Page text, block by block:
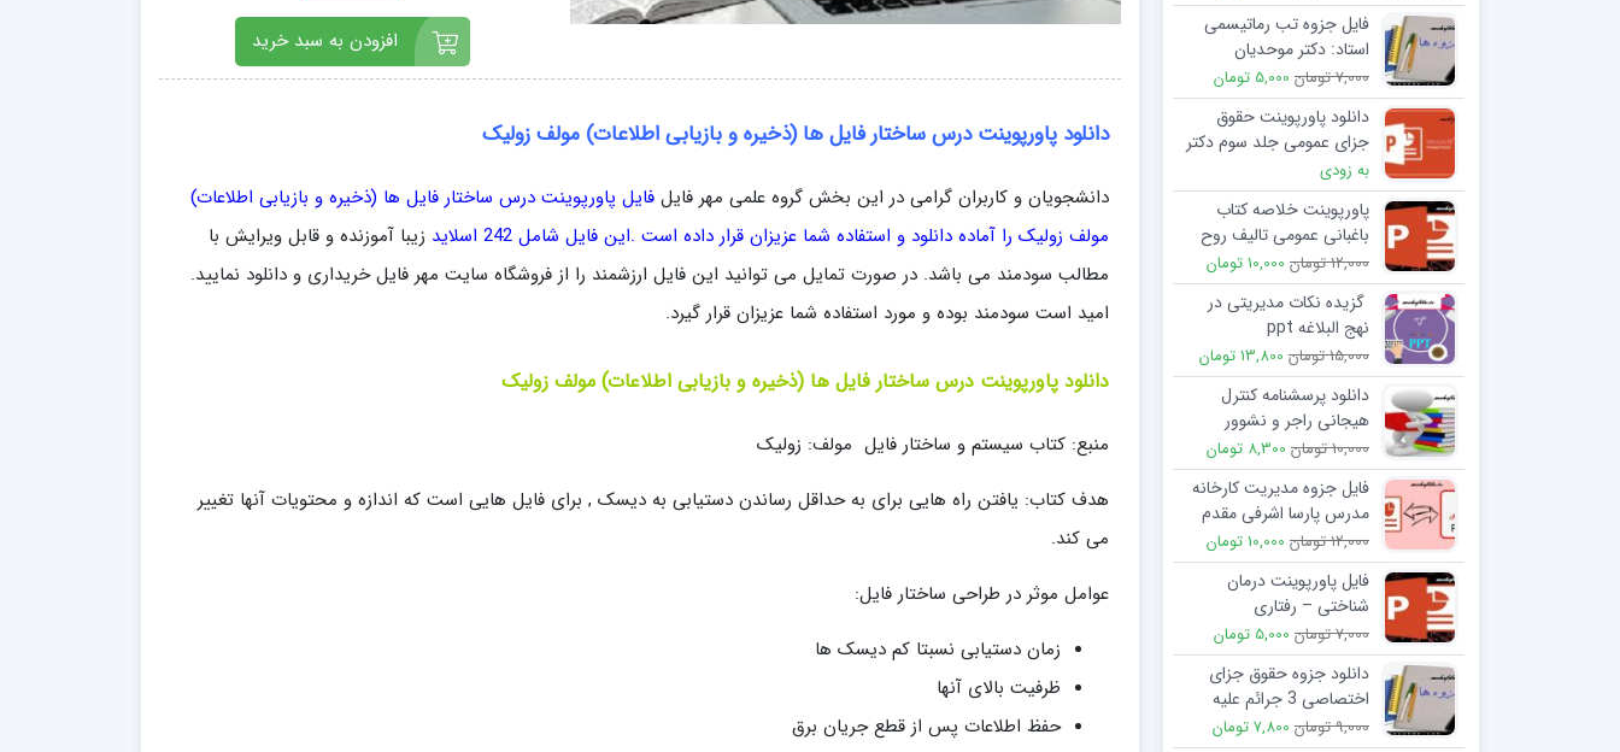
افزودن به سبد خرید
دانلود پاورپوینت درس ساختار فایل ها (ذخیره و بازیابی اطلاعات) مولف زولیک
دانشجویان و کاربران گرامی در این بخش گروه علمی مهر فایل فایل پاورپوینت درس ساختار فایل ها (ذخیره و بازیابی اطلاعات)
مولف زولیک را آماده دانلود و استفاده شما عزیزان قرار داده است .این فایل شامل 242 اسلاید
زیبا آموزنده و قابل ویرایش با
مطالب سودمند می باشد. در صورت تمایل می توانید این فایل ارزشمند را از فروشگاه سایت مهر فایل خریداری و دانلود نمایید.
امید است سودمند بوده و مورد استفاده شما عزیزان قرار گیرد.
دانلود پاورپوینت درس ساختار فایل ها (ذخیره و بازیابی اطلاعات) مولف زولیک
منبع: کتاب سیستم و ساختار فایل مولف: زولیک
هدف کتاب: یافتن راه هایی برای به حداقل رساندن دستیابی به دیسک , برای فایل هایی است که اندازه و محتویات آنها تغییر
می کند.
عوامل موثر در طراحی ساختار فایل:
زمان دستیابی نسبتا کم دیسک ها
ظرفیت بالای آنها
حفظ اطلاعات پس از قطع جریان برق
فایل جزوه تب رماتیسمی
استاد: دکتر موحدیان
7,000 تومان 5,000 تومان
دانلود پاورپوینت حقوق
جزای عمومی جلد سوم دکتر
محمد علی اردبیلی
به زودی
پاورپوینت خلاصه کتاب
باغبانی عمومی تالیف روح
انگیز نادری
12,000 تومان 10,000 تومان
گزیده نکات مدیریتی در
نهج البلاغه ppt
15,000 تومان 13,800 تومان
دانلود پرسشنامه کنترل
هیجانی راجر و نشوور
10,000 تومان 8,300 تومان
فایل جزوه مدیریت کارخانه
مدرس پارسا اشرفی مقدم
12,000 تومان 10,000 تومان
فایل پاورپوینت درمان
شناختی – رفتاری
7,000 تومان 5,000 تومان
دانلود جزوه حقوق جزای
اختصاصی 3 جرائم علیه
اشخاص
9,000 تومان 7,800 تومان